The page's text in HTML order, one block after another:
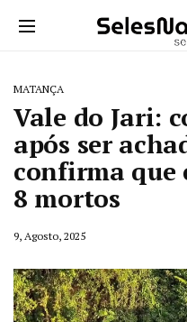
MATANÇA
Vale do Jari:
após ser
confirma que
8 mortos
9, Agosto, 2025